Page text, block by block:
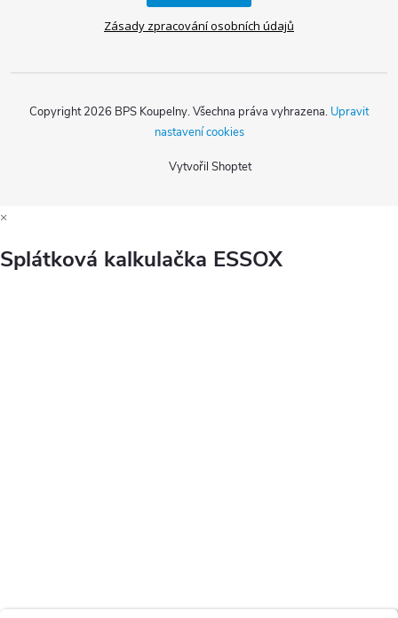
Zásady zpracování osobních údajů
Vytvořil Shoptet
Copyright 2026 BPS Koupelny. Všechna práva vyhrazena. Upravit
nastavení cookies
×
Splátková kalkulačka ESSOX